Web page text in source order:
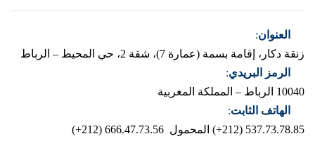
العنوان:
زنقة دكار، إقامة بسمة (عمارة 7)، شقة 2، حي المحيط – الرباط
الرمز البريدي:
10040 الرباط – المملكة المغربية
الهاتف الثابت:
537.73.78.85 (212+)
المحمول 666.47.73.56 (212+)